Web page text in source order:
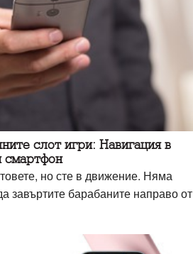
слот игри: Навигация в
смартфон
но сте в движение. Няма
завъртите барабаните направо от